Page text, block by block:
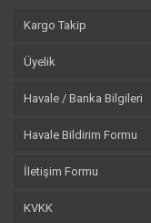
Kargo Takip
Üyelik
Havale / Banka Bilgileri
Havale Bildirim Formu
İletişim Formu
KVKK